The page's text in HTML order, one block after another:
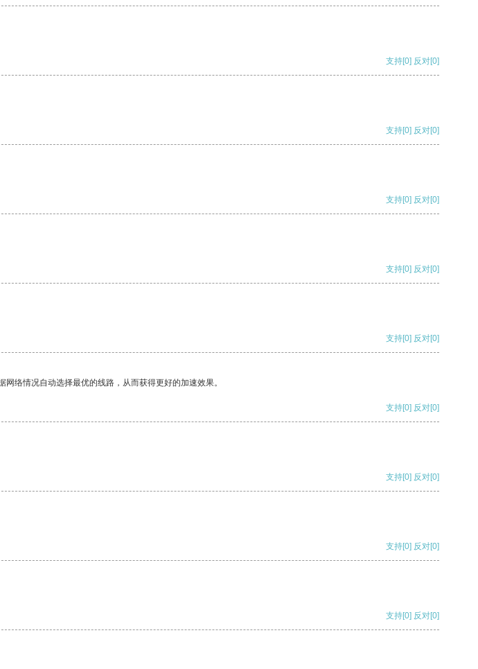
支持[0] 反对[0]
支持[0] 反对[0]
支持[0] 反对[0]
支持[0] 反对[0]
支持[0] 反对[0]
络情况自动选择最优的线路，从而获得更好的加速效果。
支持[0] 反对[0]
支持[0] 反对[0]
支持[0] 反对[0]
支持[0] 反对[0]